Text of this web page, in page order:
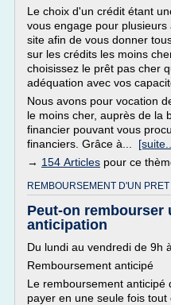
Le choix d'un crédit étant
vous engage pour
site afin de vous donner
sur les crédits les moins
choisissez le prêt pas cher
adéquation avec vos
Nous avons pour vocation
le moins cher, auprès de la
financier pouvant vous
financiers. Grâce à...
→ 154 Articles pour ce
REMBOURSEMENT D'UN
Peut-on rembourser
anticipation
Du lundi au vendredi de 9h
Remboursement anticipé
Le remboursement anticipé
payer en une seule fois